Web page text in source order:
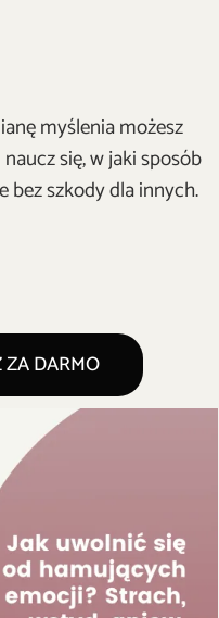
myślenia możesz
się, w jaki sposób
bez szkody dla innych.
DARMO